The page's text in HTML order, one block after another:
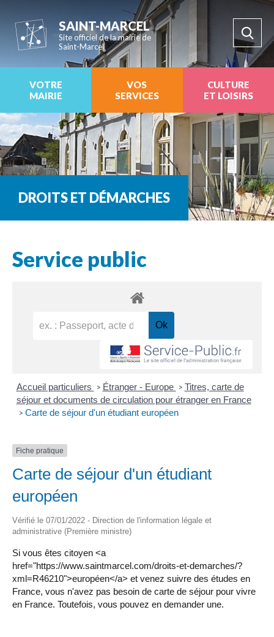
SAINT-MARCEL
Site officiel de la mairie de
Saint-Marcel
VOTRE
MAIRIE
VOS
SERVICES
CULTURE
ET LOISIRS
DROITS ET DÉMARCHES
Service public
Accueil particuliers > Étranger - Europe > Titres, carte de
séjour et documents de circulation pour étranger en France
> Carte de séjour d'un étudiant européen
Fiche pratique
Carte de séjour d'un étudiant
européen
Vérifié le 07/01/2022 - Direction de l'information légale et
administrative (Première ministre)
Si vous êtes citoyen <a
href="https://www.saintmarcel.com/droits-et-demarches/?
xml=R46210">européen</a> et venez suivre des études en
France, vous n'avez pas besoin de carte de séjour pour vivre
en France. Toutefois, vous pouvez en demander une.